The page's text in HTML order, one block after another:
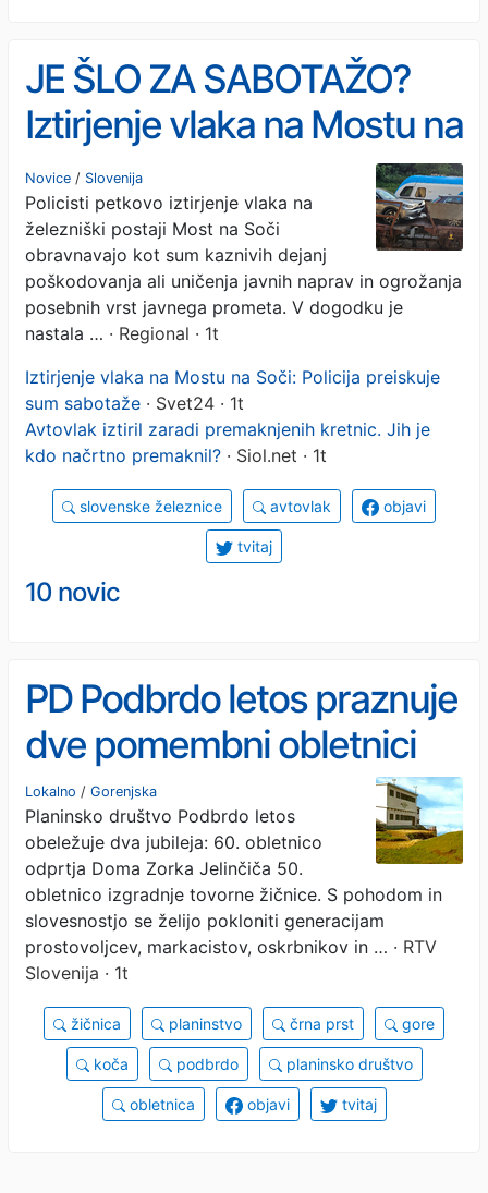
JE ŠLO ZA SABOTAŽO?
Iztirjenje vlaka na Mostu na
Soči povzročilo veliko
gmotno škodo (FOTO)
Novice / Slovenija
Policisti petkovo iztirjenje vlaka na
železniški postaji Most na Soči
obravnavajo kot sum kaznivih dejanj
poškodovanja ali uničenja javnih naprav in ogrožanja
posebnih vrst javnega prometa. V dogodku je
nastala … · Regional · 1t
Iztirjenje vlaka na Mostu na Soči: Policija preiskuje
sum sabotaže · Svet24 · 1t
Avtovlak iztiril zaradi premaknjenih kretnic. Jih je
kdo načrtno premaknil? · Siol.net · 1t
slovenske železnice avtovlak objavi
tvitaj
10 novic
PD Podbrdo letos praznuje
dve pomembni obletnici
Lokalno / Gorenjska
Planinsko društvo Podbrdo letos
obeležuje dva jubileja: 60. obletnico
odprtja Doma Zorka Jelinčiča 50.
obletnico izgradnje tovorne žičnice. S pohodom in
slovesnostjo se želijo pokloniti generacijam
prostovoljcev, markacistov, oskrbnikov in … · RTV
Slovenija · 1t
žičnica planinstvo črna prst gore
koča podbrdo planinsko društvo
obletnica objavi tvitaj